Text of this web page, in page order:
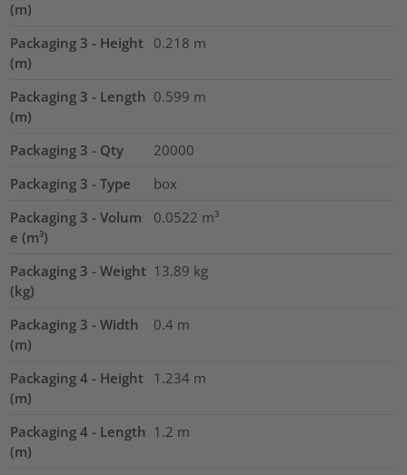
(m)
Packaging 3 - Height
(m)
0.218 m
Packaging 3 - Length
(m)
0.599 m
Packaging 3 - Qty
20000
Packaging 3 - Type
box
Packaging 3 - Volum
e (m³)
0.0522 m³
Packaging 3 - Weight
(kg)
13.89 kg
Packaging 3 - Width
(m)
0.4 m
Packaging 4 - Height
(m)
1.234 m
Packaging 4 - Length
(m)
1.2 m